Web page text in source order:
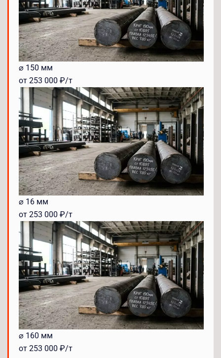
⌀ 150 мм
от 253 000 ₽/т
⌀ 16 мм
от 253 000 ₽/т
⌀ 160 мм
от 253 000 ₽/т